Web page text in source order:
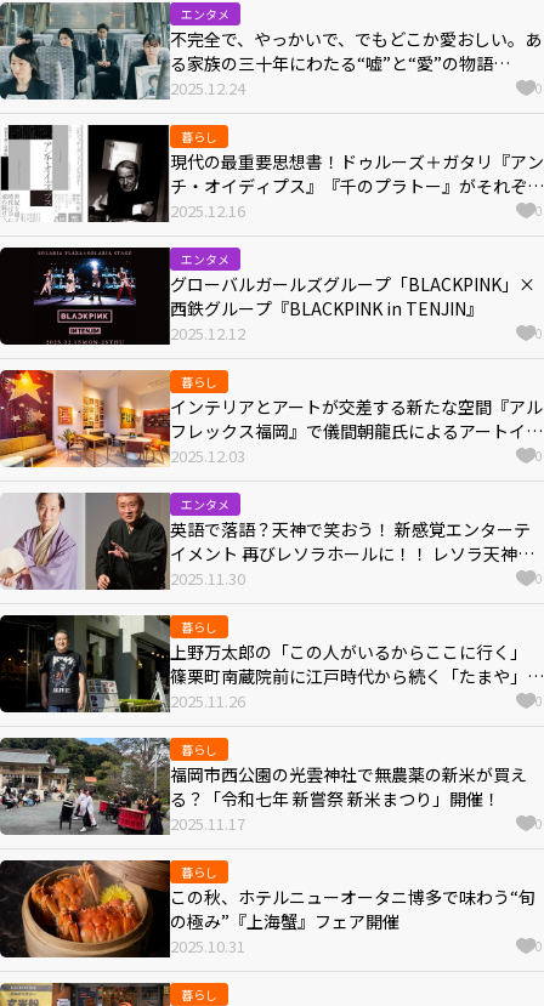
エンタメ
不完全で、やっかいで、でもどこか愛おしい。あ
る家族の三十年にわたる“嘘”と“愛”の物語
（2026年1月9日公開）
2025.12.24 0
暮らし
現代の最重要思想書！ドゥルーズ＋ガタリ『アン
チ・オイディプス』『千のプラトー』がそれぞ
れ、各一巻本・ハードカバーの愛蔵版として刊行
決定
2025.12.16 0
エンタメ
グローバルガールズグループ「BLACKPINK」×
西鉄グループ『BLACKPINK in TENJIN』
2025.12.12 0
暮らし
インテリアとアートが交差する新たな空間『アル
フレックス福岡』で儀間朝龍氏によるアートイベ
ント”JOY POP FUK arflex 2025”が開催中
2025.12.03 0
エンタメ
英語で落語？天神で笑おう！ 新感覚エンターテ
イメント 再びレソラホールに！！ レソラ天神プ
レゼンツ第５弾 『立川志の八、志の春の”イング
リッシュde落語”vol.2』
2025.11.30 0
暮らし
上野万太郎の「この人がいるからここに行く」
篠栗町南蔵院前に江戸時代から続く「たまや」の
桐生弘貴さん
2025.11.26 0
暮らし
福岡市西公園の光雲神社で無農薬の新米が買え
る？「令和七年 新嘗祭 新米まつり」開催！
2025.11.17 0
暮らし
この秋、ホテルニューオータニ博多で味わう“旬
の極み”『上海蟹』フェア開催
2025.10.31 0
暮らし